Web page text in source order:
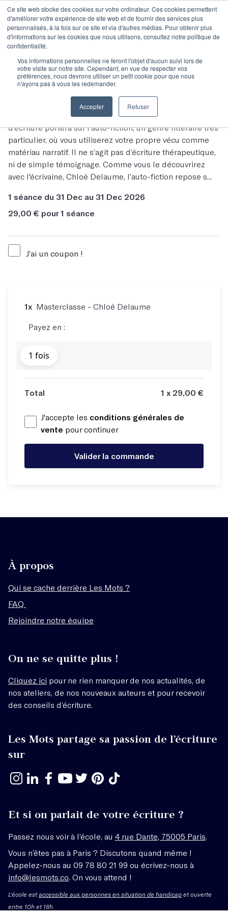
Ce site web stocke des cookies sur votre ordinateur. Ces cookies permettent
d'améliorer votre expérience de site web et de fournir des services plus
personnalisés, à la fois sur ce site et via d'autres médias. Pour obtenir plus
d'informations sur les cookies que nous utilisons, consultez notre politique de
confidentialité.
Vos informations personnelles ne feront l'objet d'aucun suivi lors de
votre visite sur notre site. Cependant, en vue de respecter vos
préférences, nous devrons utiliser un petit cookie pour que nous
n'ayons pas à vous les redemander.
Accepter Refuser
Votre panier
Masterclasse - Chloé Delaume
Les mots de l'autrice, Chloé DelaumeCette masterclasse
d'écriture portera sur l’auto-fiction, un genre littéraire très
particulier, où vous utiliserez votre propre vécu comme
matériau narratif. Il ne s’agit pas d’écriture thérapeutique,
ni de simple témoignage. Comme vous le découvrirez
avec l'écrivaine, Chloé Delaume, l’auto-fiction repose s...
1 séance du 31 Dec au 31 Dec 2026
29,00 € pour 1 séance
J’ai un coupon !
1x Masterclasse - Chloé Delaume
Payez en :
1 fois
Total 1 x 29,00 €
J'accepte les conditions générales de
vente pour continuer
Valider la commande
À propos
Qui se cache derrière Les Mots ?
FAQ
Rejoindre notre équipe
On ne se quitte plus !
Cliquez ici pour ne rien manquer de nos actualités, de
nos ateliers, de nos nouveaux auteurs et pour recevoir
des conseils d’écriture.
Les Mots partage sa passion de l’écriture
sur
Et si on parlait de votre écriture ?
Passez nous voir à l’école, au 4 rue Dante, 75005 Paris.
Vous n’êtes pas à Paris ? Discutons quand même !
Appelez-nous au 09 78 80 21 99 ou écrivez-nous à
info@lesmots.co. On vous attend !
L'école estaccessible aux personnes en situation de handicap et ouverte
entre 10h et 18h.